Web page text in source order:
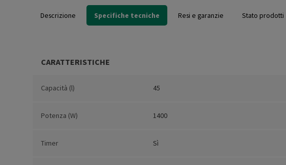
Descrizione Specifiche tecniche Resi e garanzie Stato prodotti
CARATTERISTICHE
Capacità (l) 45
Potenza (W) 1400
Timer Sì